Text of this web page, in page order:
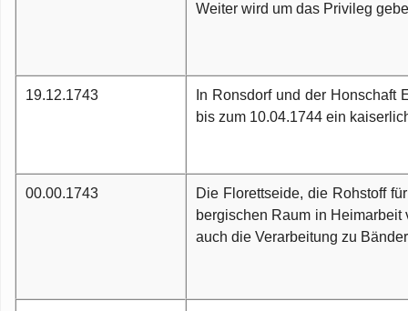
Weiter wird um das Privileg
19.12.1743
In Ronsdorf und der Honschaft
bis zum 10.04.1744 ein
00.00.1743
Die Florettseide, die Rohstoff
bergischen Raum in
auch die Verarbeitung zu